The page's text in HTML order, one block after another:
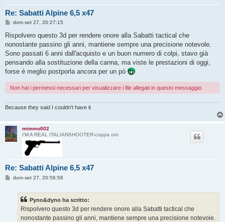
Re: Sabatti Alpine 6,5 x47
M
s
a
g
i
o
dom set 27, 20:27:15
Rispolvero questo 3d per rendere onore alla Sabatti tactical che
nonostante passino gli anni, mantiene sempre una precisione notevole.
Sono passati 6 anni dall'acquisto e un buon numero di colpi, stavo già
pensando alla sostituzione della canna, ma viste le prestazioni di oggi,
forse è meglio postporla ancora per un pò
Non hai i permessi necessari per visualizzare i file allegati in questo messaggio.
Because they said I couldn't have it
mimmo002
I'M A REAL ITALIANSHOOTER-coppa oro
Re: Sabatti Alpine 6,5 x47
Mdom set 27, 20:56:56
Pyno&dyno ha scritto:
Rispolvero questo 3d per rendere onore alla Sabatti tactical che
nonostante passino gli anni, mantiene sempre una precisione notevole.